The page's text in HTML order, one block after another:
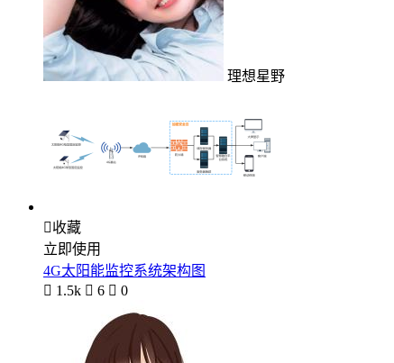
理想星野
收藏
立即使用
4G太阳能监控系统架构图
 1.5k  6  0